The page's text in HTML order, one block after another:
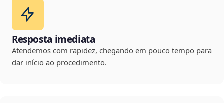
Resposta imediata
Atendemos com rapidez, chegando em pouco tempo para
dar início ao procedimento.